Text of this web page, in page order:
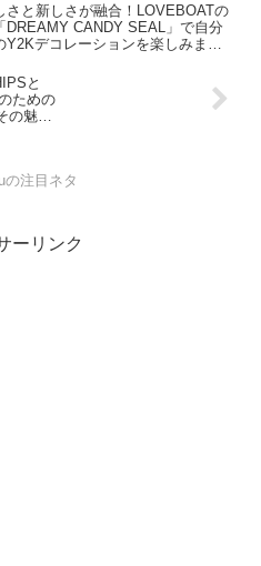
さと新しさが融合！LOVEBOATの
DREAMY CANDY SEAL」で自分
Y2Kデコレーションを楽しみませ
と
ための
魅力
の注目ネタ
ーリンク